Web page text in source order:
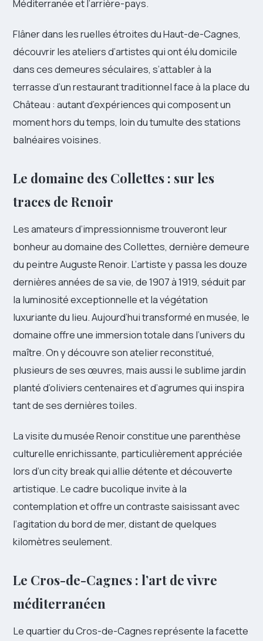
Méditerranée et l’arrière-pays.
Flâner dans les ruelles étroites du Haut-de-Cagnes,
découvrir les ateliers d’artistes qui ont élu domicile
dans ces demeures séculaires, s’attabler à la
terrasse d’un restaurant traditionnel face à la place du
Château : autant d’expériences qui composent un
moment hors du temps, loin du tumulte des stations
balnéaires voisines.
Le domaine des Collettes : sur les
traces de Renoir
Les amateurs d’impressionnisme trouveront leur
bonheur au domaine des Collettes, dernière demeure
du peintre Auguste Renoir. L’artiste y passa les douze
dernières années de sa vie, de 1907 à 1919, séduit par
la luminosité exceptionnelle et la végétation
luxuriante du lieu. Aujourd’hui transformé en musée, le
domaine offre une immersion totale dans l’univers du
maître. On y découvre son atelier reconstitué,
plusieurs de ses œuvres, mais aussi le sublime jardin
planté d’oliviers centenaires et d’agrumes qui inspira
tant de ses dernières toiles.
La visite du musée Renoir constitue une parenthèse
culturelle enrichissante, particulièrement appréciée
lors d’un city break qui allie détente et découverte
artistique. Le cadre bucolique invite à la
contemplation et offre un contraste saisissant avec
l’agitation du bord de mer, distant de quelques
kilomètres seulement.
Le Cros-de-Cagnes : l’art de vivre
méditerranéen
Le quartier du Cros-de-Cagnes représente la facette